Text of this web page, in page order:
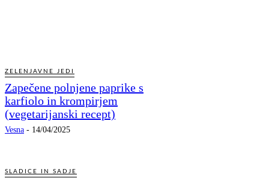
ZELENJAVNE JEDI
Zapečene polnjene paprike s
karfiolo in krompirjem
(vegetarijanski recept)
Vesna - 14/04/2025
SLADICE IN SADJE